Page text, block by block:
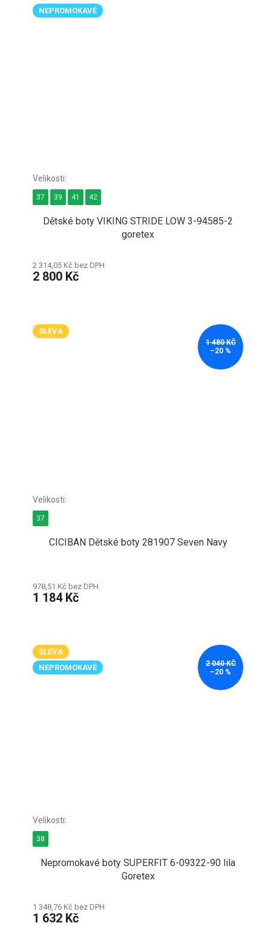
NEPROMOKAVÉ
Dětské boty VIKING STRIDE LOW 3-94585-2
goretex
2 314,05 Kč bez DPH
2 800 Kč
37 39 41 42
SLEVA
1 480 KČ
–20 %
CICIBAN Dětské boty 281907 Seven Navy
978,51 Kč bez DPH
1 184 Kč
37
SLEVA
NEPROMOKAVÉ
2 040 KČ
–20 %
Nepromokavé boty SUPERFIT 6-09322-90 lila
Goretex
1 348,76 Kč bez DPH
1 632 Kč
38